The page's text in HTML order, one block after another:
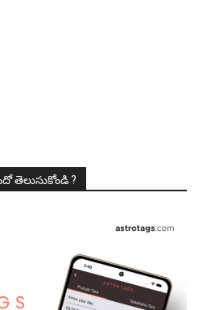
తెలుసుకోండి ?